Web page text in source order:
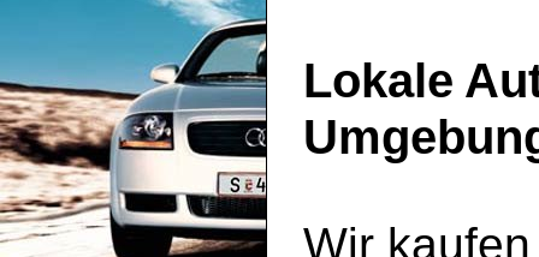
Lokale
Wir